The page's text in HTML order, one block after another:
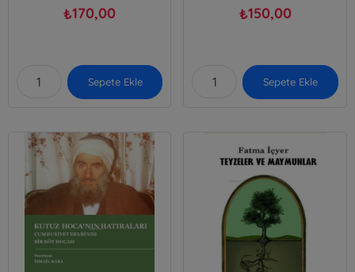
₺170,00
Sepete Ekle
₺150,00
Sepete Ekle